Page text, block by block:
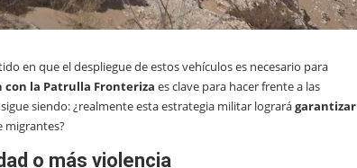
en que el despliegue de estos vehículos es necesario para
con la Patrulla Fronteriza es clave para hacer frente a las
siendo: ¿realmente esta estrategia militar lograrágarantizar
migrantes?
o más violencia